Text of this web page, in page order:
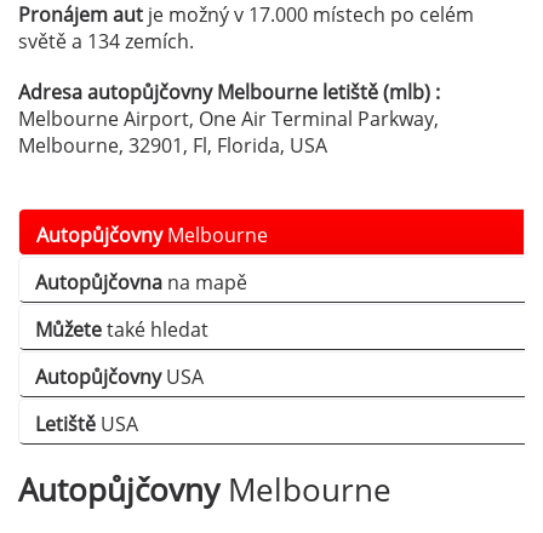
Pronájem aut je možný v 17.000 místech po celém
světě a 134 zemích.
Adresa autopůjčovny Melbourne letiště (mlb) :
Melbourne Airport, One Air Terminal Parkway,
Melbourne, 32901, Fl, Florida, USA
AutopůjčovnyMelbourne
Autopůjčovna na mapě
Můžetetaké hledat
AutopůjčovnyUSA
Letiště USA
AutopůjčovnyMelbourne